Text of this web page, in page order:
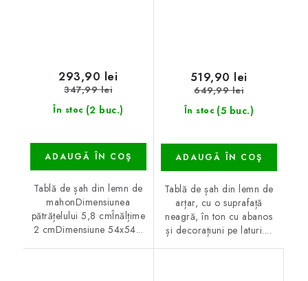
În stoc (2 buc.)
293,90 lei
347,99 lei
ADAUGĂ ÎN COŞ
Tablă de șah din lemn de
mahonDimensiunea
pătrățelului 5,8 cmÎnălțime
2 cmDimensiune 54x54...
În stoc (5 buc.)
519,90 lei
649,99 lei
ADAUGĂ ÎN COŞ
Tablă de șah din lemn de
arțar, cu o suprafață
neagră, în ton cu abanos
și decorațiuni pe laturi....